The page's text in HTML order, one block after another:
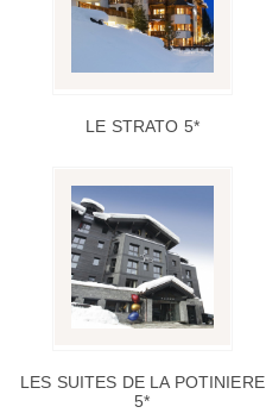
LE STRATO 5*
LES SUITES DE LA POTINIERE
5*